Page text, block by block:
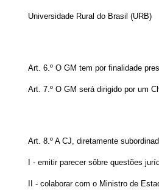
Universidade Rural do Brasil (URB)
Art. 6.º O GM tem por finalidade
Art. 7.º O GM será dirigido por um
Art. 8.º A CJ, diretamente
I - emitir parecer sôbre questões
II - colaborar com o Ministro de